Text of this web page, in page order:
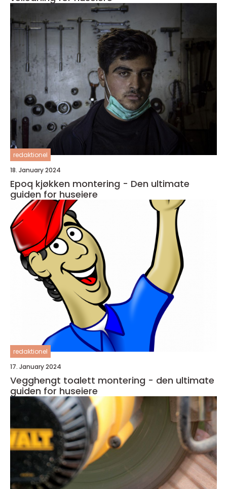
redaktionel
18. January 2024
Epoq kjøkken montering - Den ultimate
guiden for huseiere
redaktionel
17. January 2024
Vegghengt toalett montering - den ultimate
guiden for huseiere